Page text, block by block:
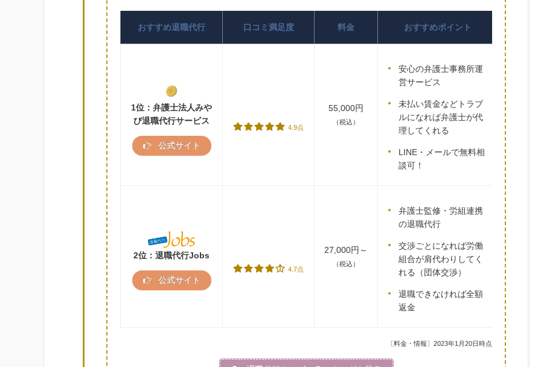
おすすめ退職代行 口コミ満足度 料金 おすすめポイント
1位：弁護士法人みや
び退職代行サービス
公式サイト
4.9点
55,000円
（税込）
安心の弁護士事務所運
営サービス
未払い賃金などトラブ
ルになれば弁護士が代
理してくれる
LINE・メールで無料相
談可！
2位：退職代行Jobs
公式サイト
4.7点
27,000円～
（税込）
弁護士監修・労組連携
の退職代行
交渉ごとになれば労働
組合が肩代わりしてく
れる（団体交渉）
退職できなければ全額
返金
〔料金・情報〕2023年1月20日時点